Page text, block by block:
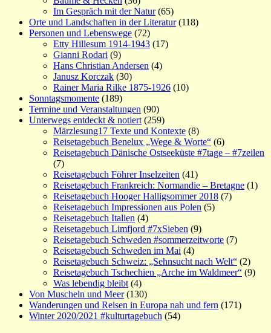
Im Gespräch mit der Natur(65)
Orte und Landschaften in der Literatur(118)
Personen und Lebenswege (72)
Etty Hillesum 1914-1943 (17)
Gianni Rodari (9)
Hans Christian Andersen (4)
Janusz Korczak (30)
Rainer Maria Rilke 1875-1926 (10)
Sonntagsmomente (189)
Termine und Veranstaltungen (90)
Unterwegs entdeckt & notiert (259)
Märzlesung17 Texte und Kontexte (8)
Reisetagebuch Benelux „Wege & Worte“ (6)
Reisetagebuch Dänische Ostseeküste #7tage – #7zeilen
(7)
Reisetagebuch Föhrer Inselzeiten (41)
Reisetagebuch Frankreich: Normandie – Bretagne (1)
Reisetagebuch Hooger Halligsommer 2018 (7)
Reisetagebuch Impressionen aus Polen (5)
Reisetagebuch Italien (4)
Reisetagebuch Limfjord #7xSieben (9)
Reisetagebuch Schweden #sommerzeitworte (7)
Reisetagebuch Schweden im Mai (4)
Reisetagebuch Schweiz: „Sehnsucht nach Welt“ (2)
Reisetagebuch Tschechien „Arche im Waldmeer“ (9)
Was lebendig bleibt (4)
Von Muscheln und Meer(130)
Wanderungen und Reisen in Europa nah und fern (171)
Winter 2020/2021 #kulturtagebuch (54)